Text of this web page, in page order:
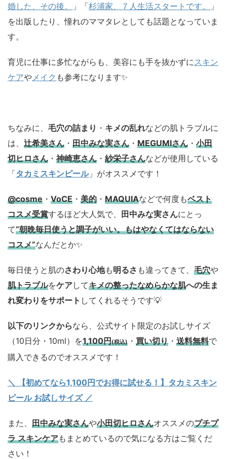
婚した、その後。
」「杉浦家、７人生活スタートです。
」
を出版したり、憧れのママタレとしても話題となっていま
す。
育児に仕事に多忙ながらも、美容にも手を抜かずに スキン
ケアや メイク も参考になります✨
ちなみに、 毛穴の詰まり ・ キメの乱れなどの肌トラブルに
は、 辻希美さん ・ 田中みな実さん ・ MEGUMIさん ・ 小田
切ヒロさん ・ 神崎恵さん ・ 紗栄子さんなどが使用している
「タカミスキンピール」がオススメです！
@cosme ・ VoCE ・ 美的 ・ MAQUIAなどで何度もベスト
コスメ受賞するほど大人気で、 田中みな実さんにとっ
て“朝晩毎日使うと調子がいい。もはやなくてはならない
コスメ”なんだとか✨
毎日使うと肌のさわり心地も明るさ も違ってきて、 毛穴や
肌トラブルをケアしてキメの整ったなめらかな肌への生ま
れ変わりをサポート してくれるそうです💡
以下のリンクからなら、公式サイト限定のお試しサイズ
（10日分・10ml）を1,100円(税込) ・ 買い切り ・ 送料無料で
購入できるのでオススメです！
＼ 【初めてなら1,100円でお得に試せる！】タカミスキン
ピール お試しサイズ／
また、 田中みな実さんや小田切ヒロさんオススメのプチプ
ラ スキンケアもまとめているので気になる方はご覧くだ
さい！